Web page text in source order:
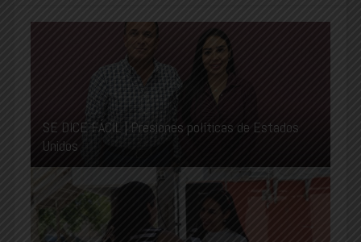
SE DICE FÁCIL | Presiones políticas de Estados
Unidos